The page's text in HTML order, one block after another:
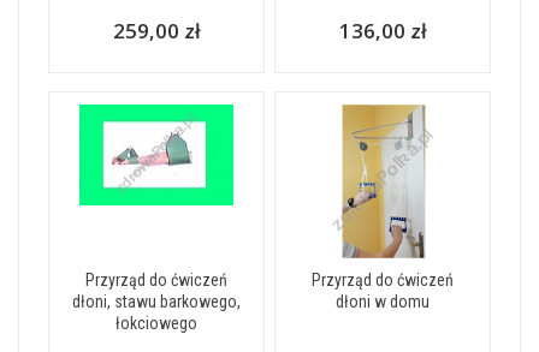
259,00 zł 136,00 zł
Przyrząd do ćwiczeń
dłoni, stawu barkowego,
łokciowego
Przyrząd do ćwiczeń
dłoni w domu